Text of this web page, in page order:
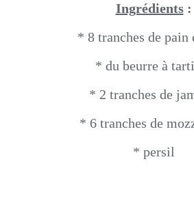
Ingrédients:
* 8 tranches de pain
* du beurre à
* 2 tranches de
* 6 tranches de
* persil